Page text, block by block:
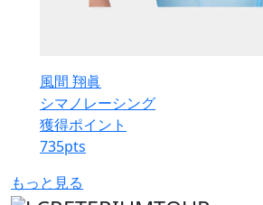
風間 翔眞
シマノレーシング
獲得ポイント
735pts
もっと見る